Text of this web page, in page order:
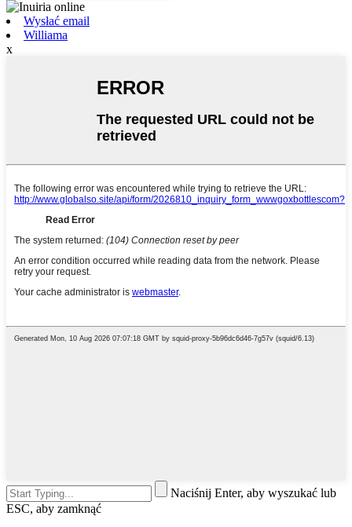
Wysłać email
Williama
x
Naciśnij Enter, aby wyszukać lub
ESC, aby zamknąć